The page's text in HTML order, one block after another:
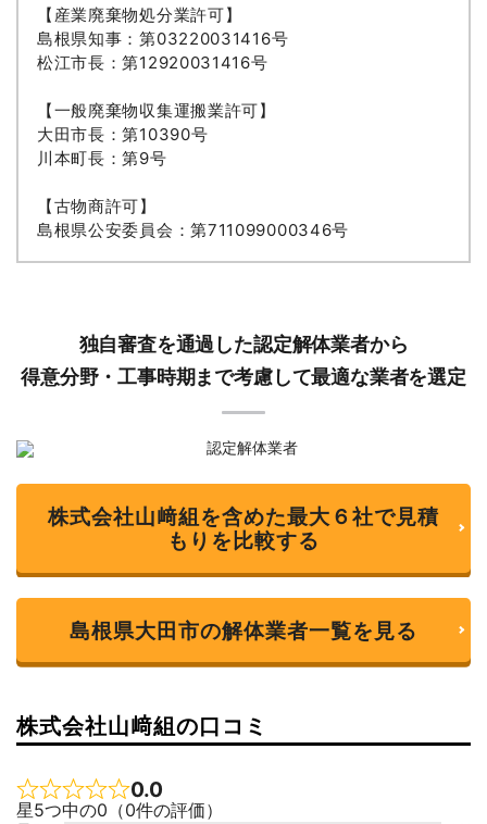
【産業廃棄物処分業許可】
島根県知事：第03220031416号
松江市長：第12920031416号
【一般廃棄物収集運搬業許可】
大田市長：第10390号
川本町長：第9号
【古物商許可】
島根県公安委員会：第711099000346号
独自審査を通過した認定解体業者から
得意分野・工事時期まで考慮して最適な業者を選定
株式会社山﨑組を含めた最大６社で見積
もりを比較する
島根県大田市の解体業者一覧を見る
株式会社山﨑組の口コミ
Rated 0 out of 5
0.0
星5つ中の0（0件の評価）